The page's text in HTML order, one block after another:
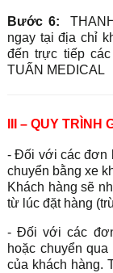
Bước 6:
ngay tại địa chỉ
đến trực tiếp
TUẤN MEDICAL
III – QUY TRÌNH
- Đối với các đơn
chuyển bằng xe
Khách hàng sẽ
từ lúc đặt hàng
- Đối với các
hoặc chuyển
của khách hàng.